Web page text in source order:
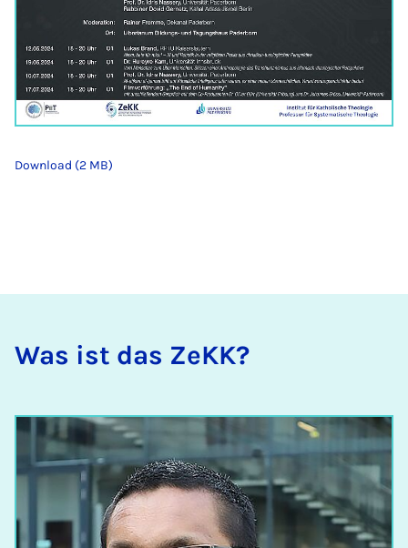
Download (2 MB)
Was ist das ZeKK?